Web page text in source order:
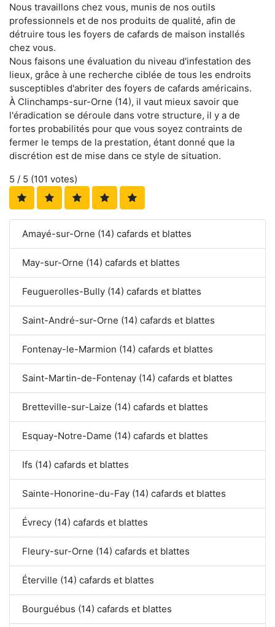
Nous travaillons chez vous, munis de nos outils
professionnels et de nos produits de qualité, afin de
détruire tous les foyers de cafards de maison installés
chez vous.
Nous faisons une évaluation du niveau d'infestation des
lieux, grâce à une recherche ciblée de tous les endroits
susceptibles d'abriter des foyers de cafards américains.
À Clinchamps-sur-Orne (14), il vaut mieux savoir que
l'éradication se déroule dans votre structure, il y a de
fortes probabilités pour que vous soyez contraints de
fermer le temps de la prestation, étant donné que la
discrétion est de mise dans ce style de situation.
5 / 5 (101 votes)
Amayé-sur-Orne (14) cafards et blattes
May-sur-Orne (14) cafards et blattes
Feuguerolles-Bully (14) cafards et blattes
Saint-André-sur-Orne (14) cafards et blattes
Fontenay-le-Marmion (14) cafards et blattes
Saint-Martin-de-Fontenay (14) cafards et blattes
Bretteville-sur-Laize (14) cafards et blattes
Esquay-Notre-Dame (14) cafards et blattes
Ifs (14) cafards et blattes
Sainte-Honorine-du-Fay (14) cafards et blattes
Évrecy (14) cafards et blattes
Fleury-sur-Orne (14) cafards et blattes
Éterville (14) cafards et blattes
Bourguébus (14) cafards et blattes